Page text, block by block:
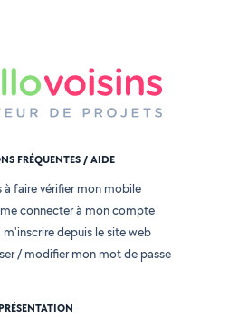
FRÉQUENTES / AIDE
à faire vérifier mon mobile
me connecter à mon compte
m'inscrire depuis le site web
/ modifier mon mot de passe
PRÉSENTATION